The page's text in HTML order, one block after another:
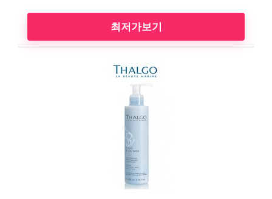
최저가보기